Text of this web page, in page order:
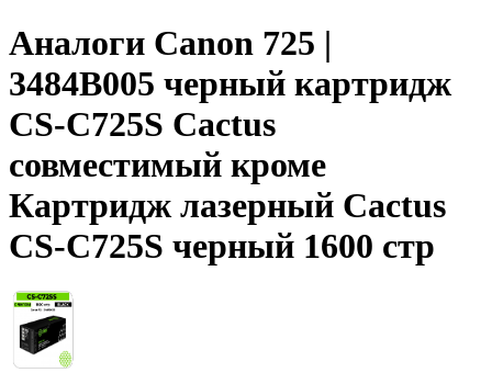
Аналоги Canon 725 |
3484B005 черный картридж
CS-C725S Cactus
совместимый кроме
Картридж лазерный Cactus
CS-C725S черный 1600 стр